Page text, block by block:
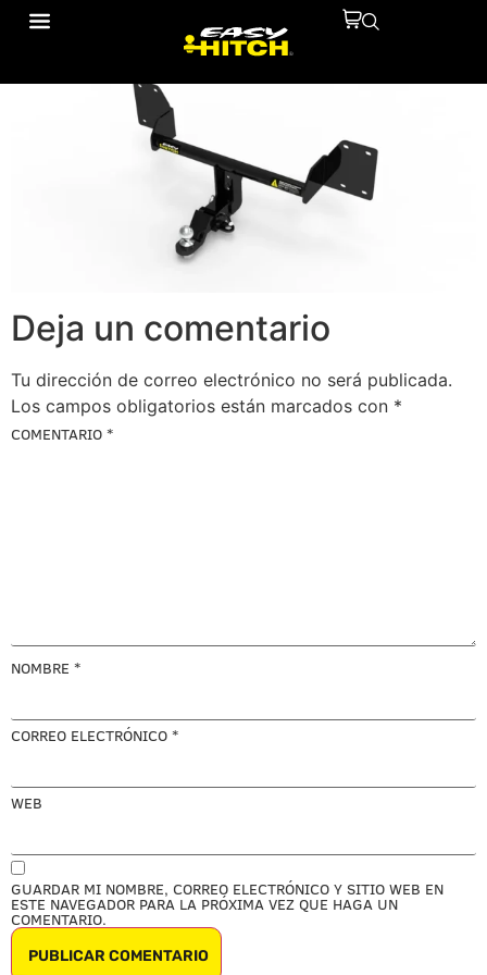
10110214
Deja un comentario
Tu dirección de correo electrónico no será publicada.
Los campos obligatorios están marcados con *
COMENTARIO *
NOMBRE *
CORREO ELECTRÓNICO *
WEB
GUARDAR MI NOMBRE, CORREO ELECTRÓNICO Y SITIO WEB EN
ESTE NAVEGADOR PARA LA PRÓXIMA VEZ QUE HAGA UN
COMENTARIO.